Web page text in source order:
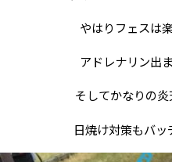
やはりフェスは
アドレナリン出
そしてかなりの
日焼け対策もバッ